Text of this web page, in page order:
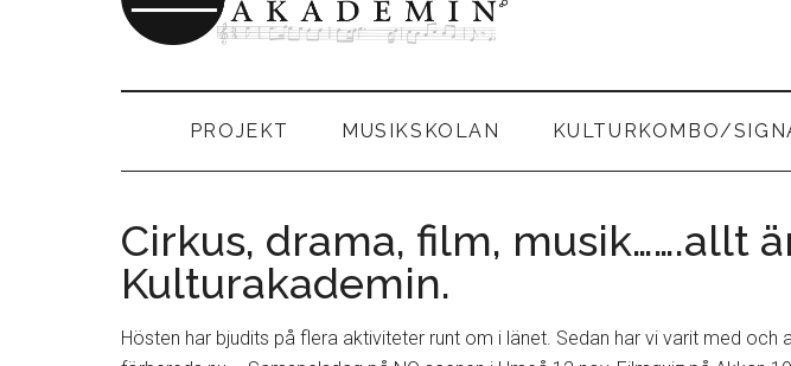
KulturAkademin
StorumansPROJEKT MUSIKSKOLAN KULTURKOMBO/
Cirkus, drama, film, musik…….allt
Kulturakademin.
Hösten har bjudits på flera aktiviteter runt om i länet. Sedan har vi varit med